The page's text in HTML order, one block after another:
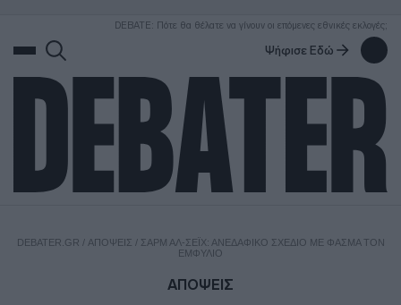
DEBATE: Πότε θα θέλατε να γίνουν οι επόμενες εθνικές εκλογές;
Ψήφισε Εδώ
DEBATER.GR / ΑΠΟΨΕΙΣ / ΣΑΡΜ ΑΛ-ΣΈΙΧ: ΑΝΕΔΑΦΙΚΌ ΣΧΈΔΙΟ ΜΕ ΦΆΣΜΑ ΤΟΝ
ΕΜΦΎΛΙΟ
ΑΠΟΨΕΙΣ